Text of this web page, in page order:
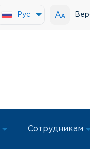
Рус
Сотрудникам